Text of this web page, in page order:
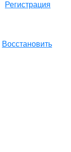
Регистрация
Восстановить